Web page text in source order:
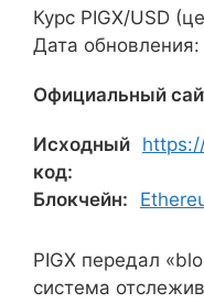
Курс PIGX/USD
Дата
Официальный
Исходный
код:
Блокчейн:
PIGX передал
система